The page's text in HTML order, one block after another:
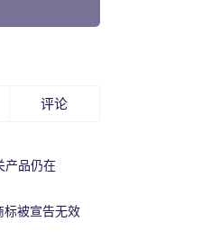
评论
产品仍在
标被宣告无效